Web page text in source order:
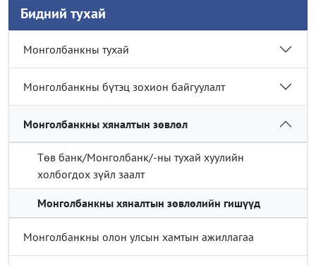
Бидний тухай
Монголбанкны тухай
Монголбанкны бүтэц зохион байгуулалт
Монголбанкны хяналтын зөвлөл
Төв банк/Монголбанк/-ны тухай хуулийн
холбогдох зүйл заалт
Монголбанкны хяналтын зөвлөлийн гишүүд
Монголбанкны олон улсын хамтын ажиллагаа